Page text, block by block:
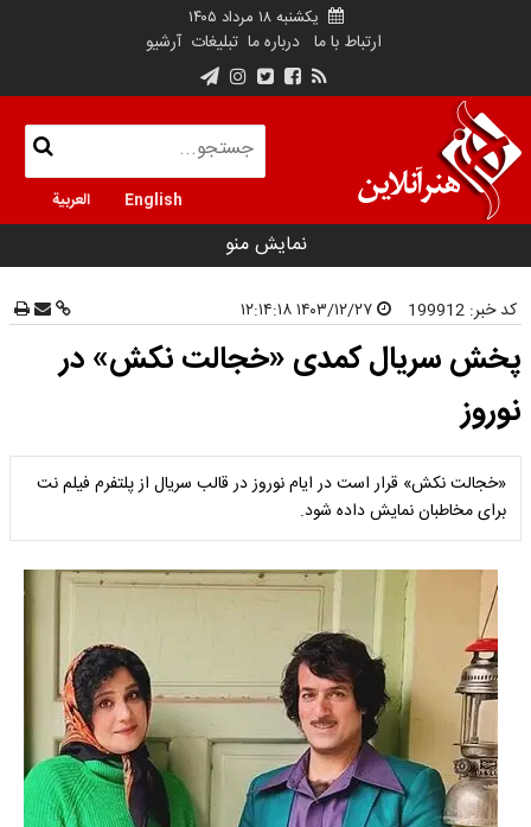
یکشنبه ۱۸ مرداد ۱۴۰۵
ارتباط با ما درباره ما تبلیغات آرشیو
English العربية
نمایش منو
کد خبر: 199912
پخش سریال کمدی «خجالت نکش» در
نوروز
«خجالت نکش» قرار است در ایام نوروز در قالب سریال از پلتفرم فیلم نت
برای مخاطبان نمایش داده شود.